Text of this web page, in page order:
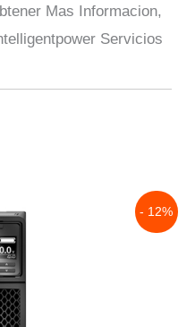
Mas Informacion,
Servicios
- 12%